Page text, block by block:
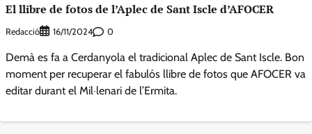
El llibre de fotos de l’Aplec de Sant Iscle d’AFOCER
Redacció 16/11/2024 0
Demà es fa a Cerdanyola el tradicional Aplec de Sant Iscle. Bon
moment per recuperar el fabulós llibre de fotos que AFOCER va
editar durant el Mil·lenari de l’Ermita.